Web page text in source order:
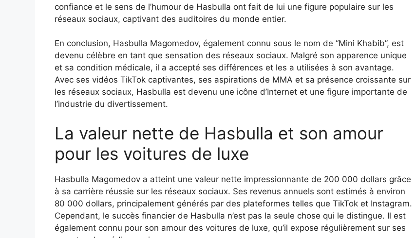
confiance et le sens de l’humour de Hasbulla ont fait de lui une figure populaire sur les
réseaux sociaux, captivant des auditoires du monde entier.
En conclusion, Hasbulla Magomedov, également connu sous le nom de “Mini Khabib”, est
devenu célèbre en tant que sensation des réseaux sociaux. Malgré son apparence unique
et sa condition médicale, il a accepté ses différences et les a utilisées à son avantage.
Avec ses vidéos TikTok captivantes, ses aspirations de MMA et sa présence croissante sur
les réseaux sociaux, Hasbulla est devenu une icône d’Internet et une figure importante de
l’industrie du divertissement.
La valeur nette de Hasbulla et son amour
pour les voitures de luxe
Hasbulla Magomedov a atteint une valeur nette impressionnante de 200 000 dollars grâce
à sa carrière réussie sur les réseaux sociaux. Ses revenus annuels sont estimés à environ
80 000 dollars, principalement générés par des plateformes telles que TikTok et Instagram.
Cependant, le succès financier de Hasbulla n’est pas la seule chose qui le distingue. Il est
également connu pour son amour des voitures de luxe, qu’il expose régulièrement sur ses